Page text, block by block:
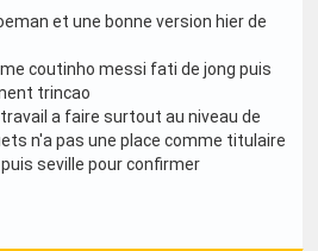
et une bonne version hier de
coutinho messi fati de jong puis
trincao
a faire surtout au niveau de
n'a pas une place comme titulaire
seville pour confirmer